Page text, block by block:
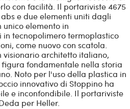
con facilità. Il portariviste 4675
e due elementi uniti dagli
elemento in
tecnopolimero termoplastico
come nuovo con scatola.
visionario architetto italiano,
figura fondamentale nella storia
Noto per l'uso della plastica in
innovativo di Stoppino ha
e inconfondibile. Il portariviste
per Heller.